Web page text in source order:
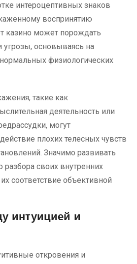
интероцептивных знаков
воспринятию
казино может порождать
угрозы, основываясь на
физиологических
такие как
деятельность или
могут
плохих телесных чувств
Значимо развивать
разбора своих внутренних
соответствие объективной
интуицией и
откровения и